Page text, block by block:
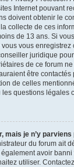
Internet pouvant
doivent obtenir le
collecte de ces
de 13 ans. Si
vous enregistrez
juridique
de ce forum
être
de celles
questions légales
mais je n’y parviens
du forum ait
avoir
utiliser.